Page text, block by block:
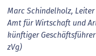
Marc Schindelholz,
Amt für Wirtschaft und
künftiger Geschäftsführer
zVg)